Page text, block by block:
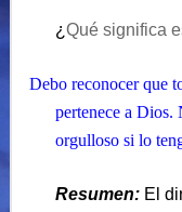
¿ Qué significa
Debo reconocer que
pertenece a Dios.
orgulloso si lo
Resumen:El